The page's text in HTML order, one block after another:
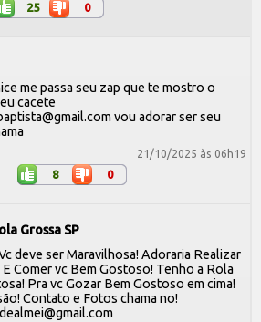
25 0
me passa seu zap que te mostro o
cacete
vou adorar ser seu
21/10/2025 às 06h19
8 0
Grossa SP
deve ser Maravilhosa! Adoraria Realizar
E Comer vc Bem Gostoso! Tenho a Rola
Pra vc Gozar Bem Gostoso em cima!
Contato e Fotos chama no!